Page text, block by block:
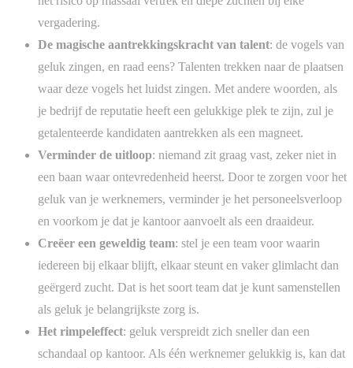
vergadering.
De magische aantrekkingskracht van talent: de vogels van
geluk zingen, en raad eens? Talenten trekken naar de plaatsen
waar deze vogels het luidst zingen. Met andere woorden, als
je bedrijf de reputatie heeft een gelukkige plek te zijn, zul je
getalenteerde kandidaten aantrekken als een magneet.
Verminder de uitloop: niemand zit graag vast, zeker niet in
een baan waar ontevredenheid heerst. Door te zorgen voor het
geluk van je werknemers, verminder je het personeelsverloop
en voorkom je dat je kantoor aanvoelt als een draaideur.
Creëer een geweldig team: stel je een team voor waarin
iedereen bij elkaar blijft, elkaar steunt en vaker glimlacht dan
geërgerd zucht. Dat is het soort team dat je kunt samenstellen
als geluk je belangrijkste zorg is.
Het rimpeleffect: geluk verspreidt zich sneller dan een
schandaal op kantoor. Als één werknemer gelukkig is, kan dat